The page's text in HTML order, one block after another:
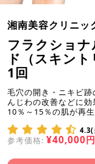
湘南美容クリニッ
フラクショ
ド（スキン
1回
毛穴の開き・ニキビ
んじわの改善などに
10％～15％の肌が再
4.3(
参考価格: ¥40,000